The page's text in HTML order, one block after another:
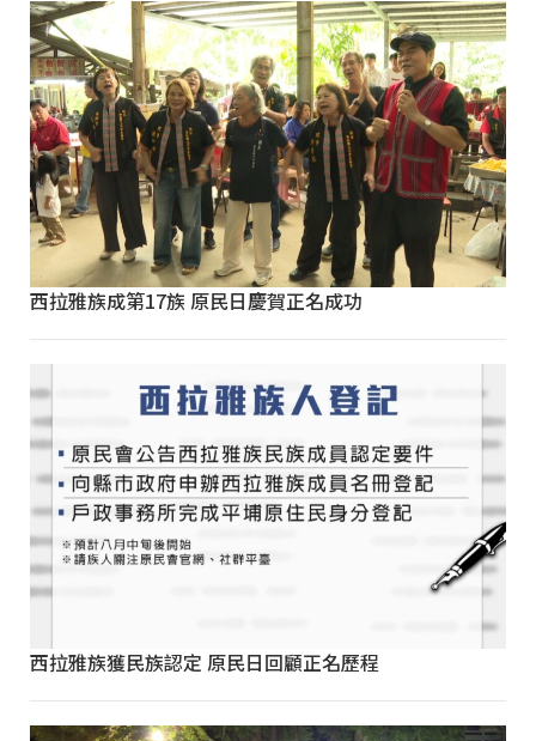
西拉雅族成第17族 原民日慶賀正名成功
西拉雅族獲民族認定 原民日回顧正名歷程